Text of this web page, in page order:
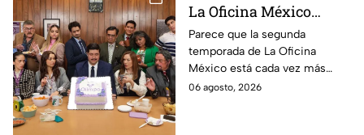
La Oficina México
temporada 2 y un
detalle desata teorías
entre los fans
Parece que la segunda
temporada de La Oficina
México está cada vez más
cerca, pues el elenco ya se
06 agosto, 2026